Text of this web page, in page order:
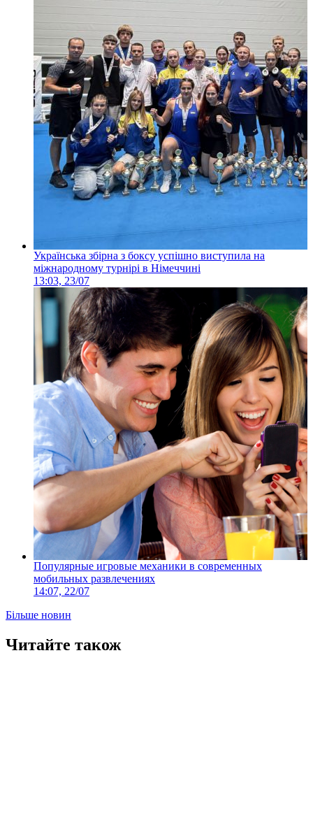
Українська збірна з боксу успішно виступила на
міжнародному турнірі в Німеччині
13:03, 23/07
Популярные игровые механики в современных
мобильных развлечениях
14:07, 22/07
Більше новин
Читайте також